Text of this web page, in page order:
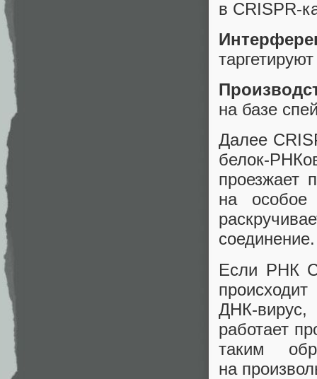
в
на базе
Далее
проезжает
на
Если РНК
работает
таким
на